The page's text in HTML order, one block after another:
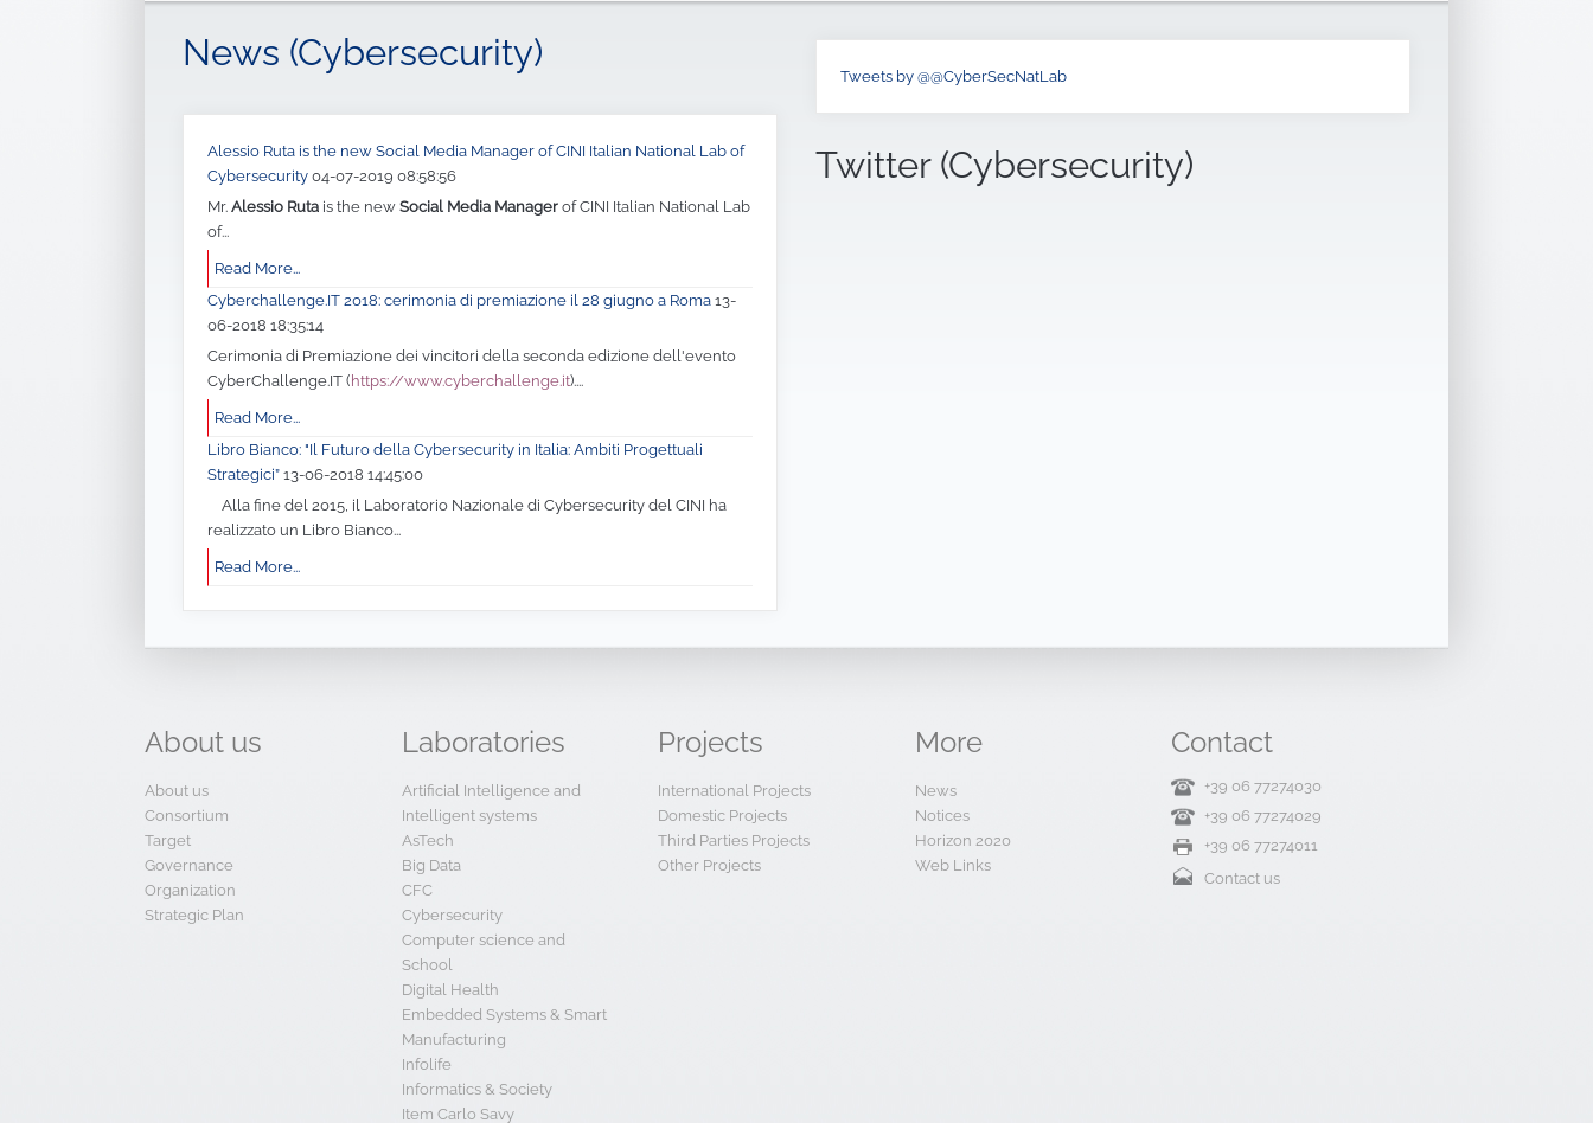
News (Cybersecurity)
Alessio Ruta is the new Social Media Manager of CINI Italian National Lab of
Cybersecurity 04-07-2019 08:58:56
Mr. Alessio Ruta is the new Social Media Manager of CINI Italian National Lab
of...
Read More...
Cyberchallenge.IT 2018: cerimonia di premiazione il 28 giugno a Roma 13-
06-2018 18:35:14
Cerimonia di Premiazione dei vincitori della seconda edizione dell'evento
CyberChallenge.IT ( https://www.cyberchallenge.it)....
Read More...
Libro Bianco: "Il Futuro della Cybersecurity in Italia: Ambiti Progettuali
Strategici” 13-06-2018 14:45:00
Alla fine del 2015, il Laboratorio Nazionale di Cybersecurity del CINI ha
realizzato un Libro Bianco...
Read More...
Tweets by @@CyberSecNatLab
Twitter (Cybersecurity)
About us
About us
Consortium
Target
Governance
Organization
Strategic Plan
Laboratories
Artificial Intelligence and
Intelligent systems
AsTech
Big Data
CFC
Cybersecurity
Computer science and
School
Digital Health
Embedded Systems & Smart
Manufacturing
Infolife
Informatics & Society
Item Carlo Savy
Projects
International Projects
Domestic Projects
Third Parties Projects
Other Projects
More
News
Notices
Horizon 2020
Web Links
Contact
+39 06 77274030
+39 06 77274029
+39 06 77274011
Contact us